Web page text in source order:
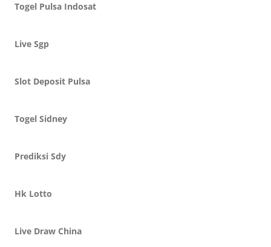
Togel Pulsa Indosat
Live Sgp
Slot Deposit Pulsa
Togel Sidney
Prediksi Sdy
Hk Lotto
Live Draw China